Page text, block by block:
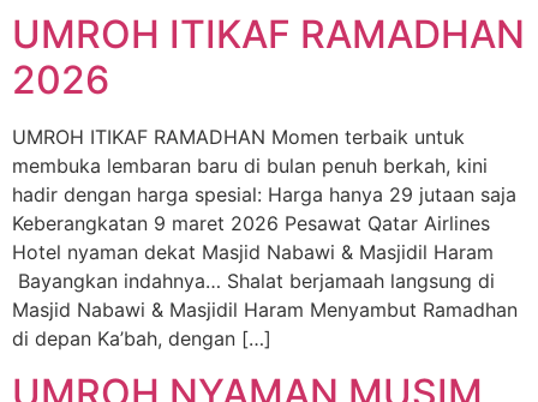
UMROH ITIKAF RAMADHAN
2026
UMROH ITIKAF RAMADHAN Momen terbaik untuk
membuka lembaran baru di bulan penuh berkah, kini
hadir dengan harga spesial: Harga hanya 29 jutaan saja
Keberangkatan 9 maret 2026 Pesawat Qatar Airlines
Hotel nyaman dekat Masjid Nabawi & Masjidil Haram
Bayangkan indahnya… Shalat berjamaah langsung di
Masjid Nabawi & Masjidil Haram Menyambut Ramadhan
di depan Ka’bah, dengan […]
UMROH NYAMAN MUSIM